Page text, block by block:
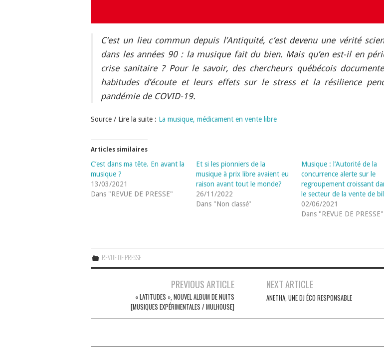
C’est un lieu commun depuis l’Antiquité, c’est devenu une vérité
dans les années 90 : la musique fait du bien. Mais qu’en est-il en
crise sanitaire ? Pour le savoir, des chercheurs québécois
habitudes d’écoute et leurs effets sur le stress et la résilience
pandémie de COVID-19.
Source / Lire la suite : La musique, médicament en vente libre
Articles similaires
C’est dans ma tête. En avant la
musique ?
13/03/2021
Dans "REVUE DE PRESSE"
Et si les pionniers de la
musique à prix libre avaient eu
raison avant tout le monde?
26/11/2022
Dans "Non classé"
Musique : l’Autorité de la
concurrence alerte sur le
regroupement croissant
le secteur de la vente de
02/06/2021
Dans "REVUE DE PRESSE"
REVUE DE PRESSE
PREVIOUS ARTICLE
« LATITUDES », NOUVEL ALBUM DE NUITS
[MUSIQUES EXPÉRIMENTALES / MULHOUSE]
NEXT ARTICLE
ANETHA, UNE DJ ÉCO RESPONSABLE